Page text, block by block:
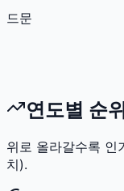
드문
연도별 순
위로 올라갈수록 인
치).